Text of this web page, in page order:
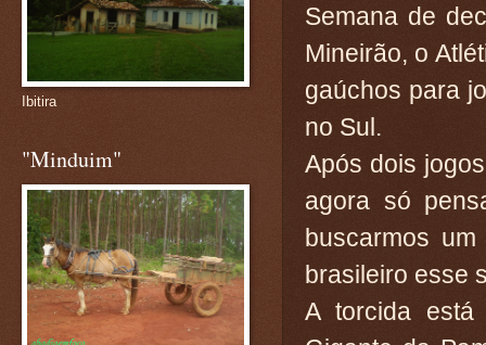
Semana de
Mineirão, o
gaúchos para
no Sul.
Após dois
agora só
buscarmos
brasileiro esse
A torcida
Ibitira
"Minduim"